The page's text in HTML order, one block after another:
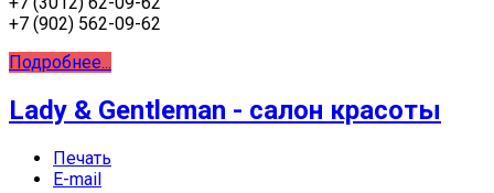
+7 (902) 562-09-62
Подробнее...
Lady & Gentleman - салон красоты
Печать
E-mail